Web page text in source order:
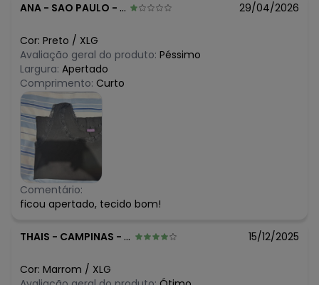
ANA - SAO PAULO - SP 29/04/2026
Cor: Preto / XLG
Avaliação geral do produto: Péssimo
Largura: Apertado
Comprimento: Curto
Comentário:
ficou apertado, tecido bom!
THAIS - CAMPINAS - SP 15/12/2025
Cor: Marrom / XLG